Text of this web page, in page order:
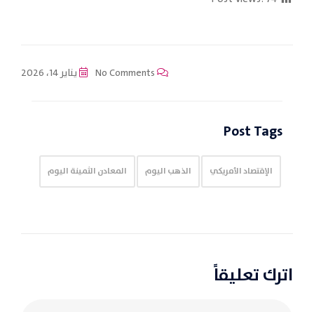
يناير 14، 2026
Post Tags
الإقتصاد الأمريكي الذهب اليوم المعادن الثمينة اليوم
اترك تعليقاً